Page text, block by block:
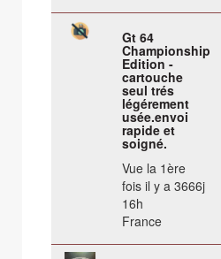
Gt 64
Championship
Edition -
cartouche
seul trés
légérement
usée.envoi
rapide et
soigné.
Vue la 1ère
fois il y a 3666j
16h
France